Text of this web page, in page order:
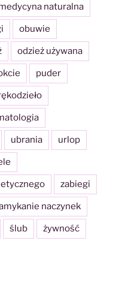
naturalna
obuwie
odzież używana
puder
ubrania urlop
zabiegi
naczynek
ślub żywność